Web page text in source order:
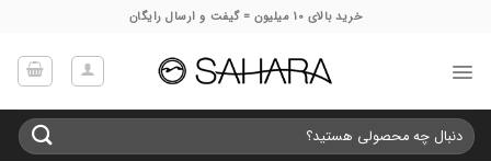
خرید بالای 10 میلیون = گیفت و ارسال رایگان
جستجو
برای: